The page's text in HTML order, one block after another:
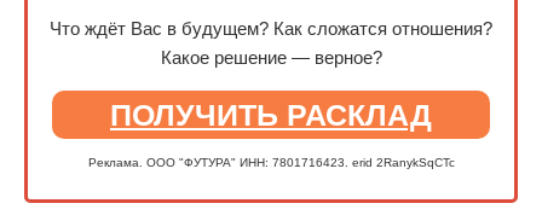
Что ждёт Вас в будущем? Как сложатся отношения?
Какое решение — верное?
ПОЛУЧИТЬ РАСКЛАД
Реклама. ООО "ФУТУРА" ИНН: 7801716423. erid 2RanykSqCTc